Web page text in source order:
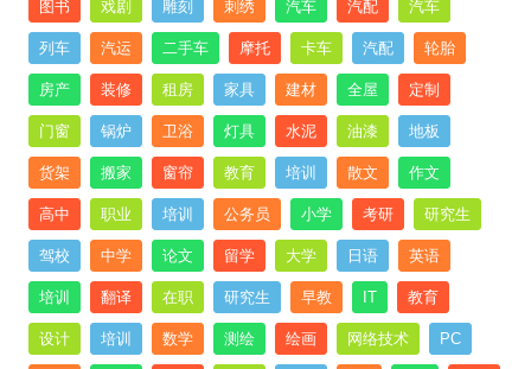
图书 戏剧 雕刻 刺绣 汽车 汽配 汽车
列车 汽运 二手车 摩托 卡车 汽配 轮胎
房产 装修 租房 家具 建材 全屋 定制
门窗 锅炉 卫浴 灯具 水泥 油漆 地板
货架 搬家 窗帘 教育 培训 散文 作文
高中 职业 培训 公务员 小学 考研 研究生
驾校 中学 论文 留学 大学 日语 英语
培训 翻译 在职 研究生 早教 IT 教育
设计 培训 数学 测绘 绘画 网络技术 PC